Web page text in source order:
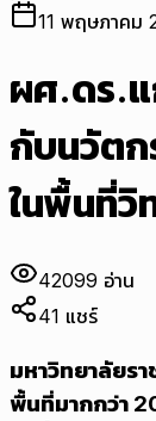
11 พฤษภาคม
ผศ.ดร.
กับนวัตก
ในพื้นที่วิ
42099 อ่าน
41 แชร์
มหาวิทยาลัยร
พื้นที่มากกว่า